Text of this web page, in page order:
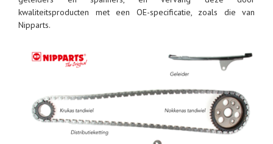
kwaliteitsproducten met een OE-specificatie, zoals die van
Nipparts.